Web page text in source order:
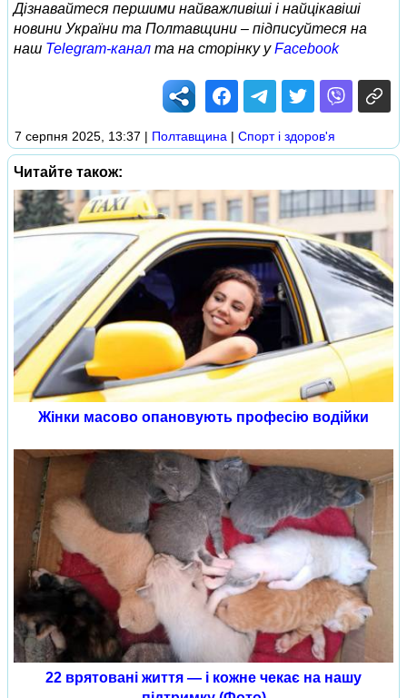
Дізнавайтеся першими найважливіші і найцікавіші
новини України та Полтавщини – підписуйтеся на
наш Telegram-канал та на сторінку уFacebook
7 серпня 2025, 13:37 | Полтавщина | Спорт і здоров'я
Читайте також:
Жінки масово опановують професію водійки
22 врятовані життя — і кожне чекає на нашу